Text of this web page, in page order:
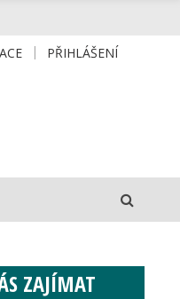
PŘIHLÁŠENÍ
ZAJÍMAT